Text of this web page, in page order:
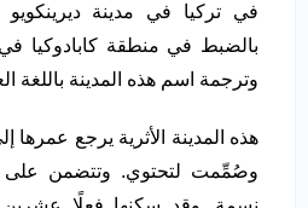
في تركيا في مدينة
بالضبط في منطقة كابادوكيا
وترجمة اسم هذه المدينة باللغة
هذه المدينة الأثرية يرجع عمرها
وصُمِّمت لتحتوي. وتتضمن